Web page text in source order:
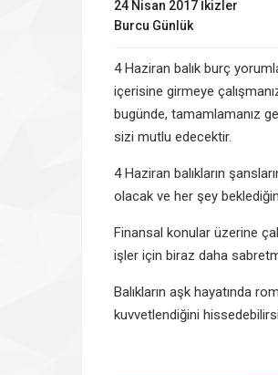
24 Nisan 2017 İkizler
Burcu Günlük
4 Haziran balık burç
içerisine girmeye
bugünde, tamamlamanız
sizi mutlu edecektir.
4 Haziran balıkların
olacak ve her şey
Finansal konular üzerine
işler için biraz daha
Balıkların aşk hayatında
kuvvetlendiğini